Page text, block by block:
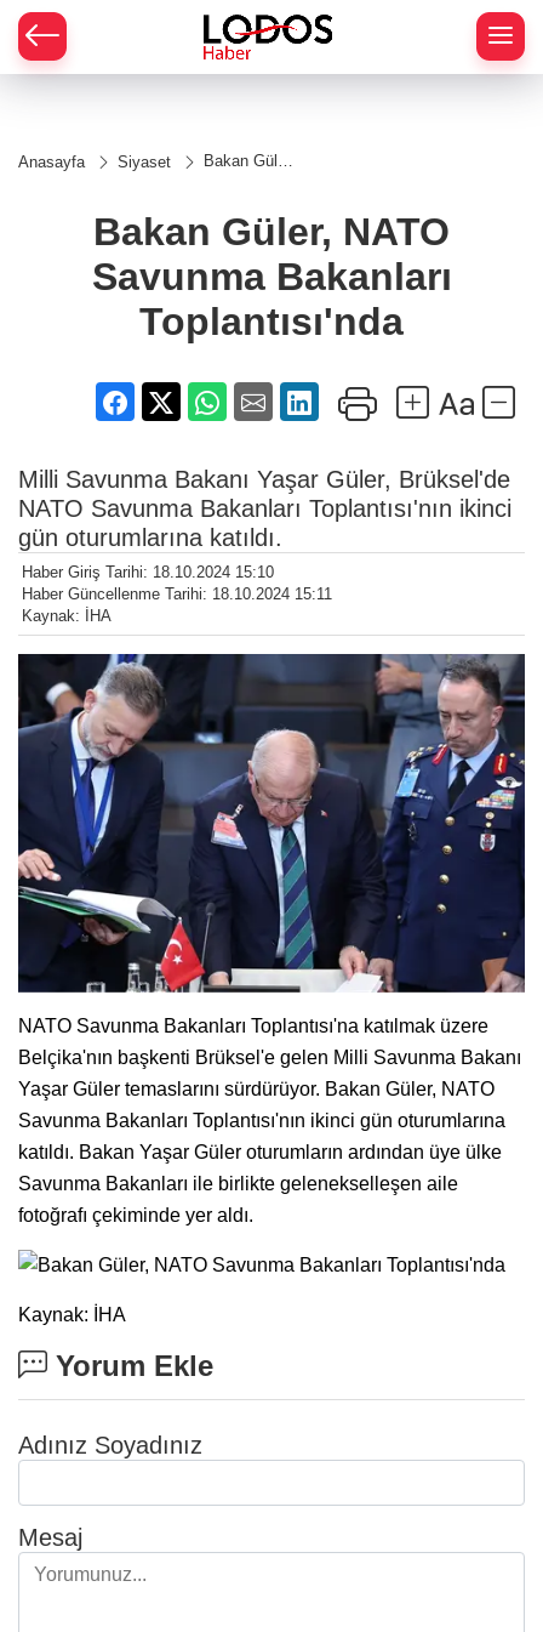
Anasayfa Siyaset
Bakan Güler,
Bakanları
Toplantısı'nda
Bakan Güler, NATO
Savunma Bakanları
Toplantısı'nda
Milli Savunma Bakanı Yaşar Güler, Brüksel'de
NATO Savunma Bakanları Toplantısı'nın ikinci
gün oturumlarına katıldı.
Haber Giriş Tarihi: 18.10.2024 15:10
Haber Güncellenme Tarihi: 18.10.2024 15:11
Kaynak: İHA
NATO Savunma Bakanları Toplantısı'na katılmak üzere
Belçika'nın başkenti Brüksel'e gelen Milli Savunma Bakanı
Yaşar Güler temaslarını sürdürüyor. Bakan Güler, NATO
Savunma Bakanları Toplantısı'nın ikinci gün oturumlarına
katıldı. Bakan Yaşar Güler oturumların ardından üye ülke
Savunma Bakanları ile birlikte gelenekselleşen aile
fotoğrafı çekiminde yer aldı.
Kaynak: İHA
Yorum Ekle
Adınız Soyadınız
Mesaj